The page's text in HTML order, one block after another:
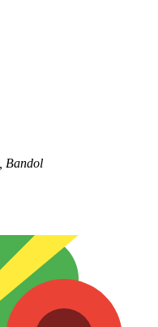
Bandol